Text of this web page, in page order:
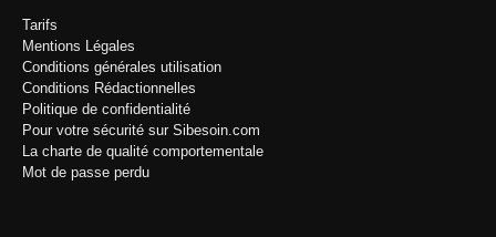
Tarifs
Mentions Légales
Conditions générales utilisation
Conditions Rédactionnelles
Politique de confidentialité
Pour votre sécurité sur Sibesoin.com
La charte de qualité comportementale
Mot de passe perdu